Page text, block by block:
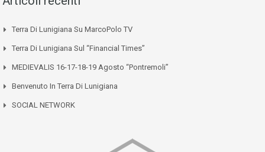
Terra Di Lunigiana Su MarcoPolo TV
Terra Di Lunigiana Sul “Financial Times”
MEDIEVALIS 16-17-18-19 Agosto “Pontremoli”
Benvenuto In Terra Di Lunigiana
SOCIAL NETWORK